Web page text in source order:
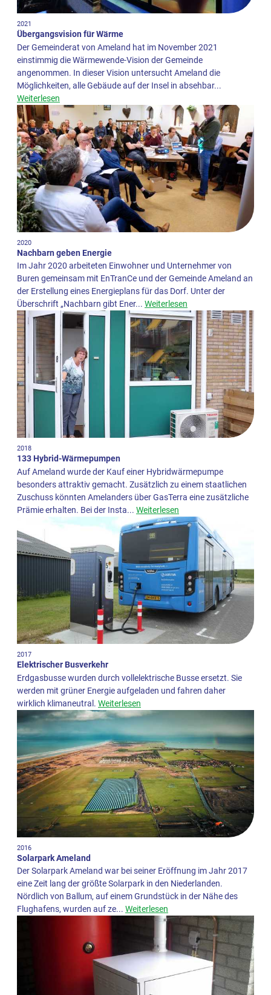
2021
Übergangsvision für Wärme
Der Gemeinderat von Ameland hat im November 2021
einstimmig die Wärmewende-Vision der Gemeinde
angenommen. In dieser Vision untersucht Ameland die
Möglichkeiten, alle Gebäude auf der Insel in absehbar...
Weiterlesen
2020
Nachbarn geben Energie
Im Jahr 2020 arbeiteten Einwohner und Unternehmer von
Buren gemeinsam mit EnTranCe und der Gemeinde Ameland an
der Erstellung eines Energieplans für das Dorf. Unter der
Überschrift „Nachbarn gibt Ener... Weiterlesen
2018
133 Hybrid-Wärmepumpen
Auf Ameland wurde der Kauf einer Hybridwärmepumpe
besonders attraktiv gemacht. Zusätzlich zu einem staatlichen
Zuschuss könnten Amelanders über GasTerra eine zusätzliche
Prämie erhalten. Bei der Insta... Weiterlesen
2017
Elektrischer Busverkehr
Erdgasbusse wurden durch vollelektrische Busse ersetzt. Sie
werden mit grüner Energie aufgeladen und fahren daher
wirklich klimaneutral. Weiterlesen
2016
Solarpark Ameland
Der Solarpark Ameland war bei seiner Eröffnung im Jahr 2017
eine Zeit lang der größte Solarpark in den Niederlanden.
Nördlich von Ballum, auf einem Grundstück in der Nähe des
Flughafens, wurden auf ze... Weiterlesen